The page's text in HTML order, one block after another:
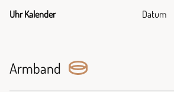
Uhr Kalender Datum
Armband